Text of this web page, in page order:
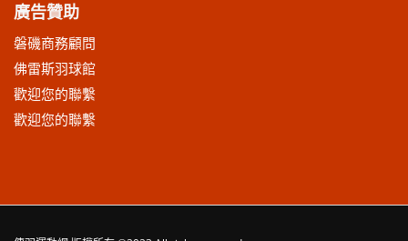
廣告贊助
磐磯商務顧問
佛雷斯羽球館
歡迎您的聯繫
歡迎您的聯繫